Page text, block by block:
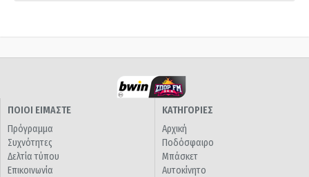
ΠΟΙΟΙ ΕΙΜΑΣΤΕ
Πρόγραμμα
Συχνότητες
Δελτία τύπου
Επικοινωνία
ΚΑΤΗΓΟΡΙΕΣ
Αρχική
Ποδόσφαιρο
Μπάσκετ
Αυτοκίνητο